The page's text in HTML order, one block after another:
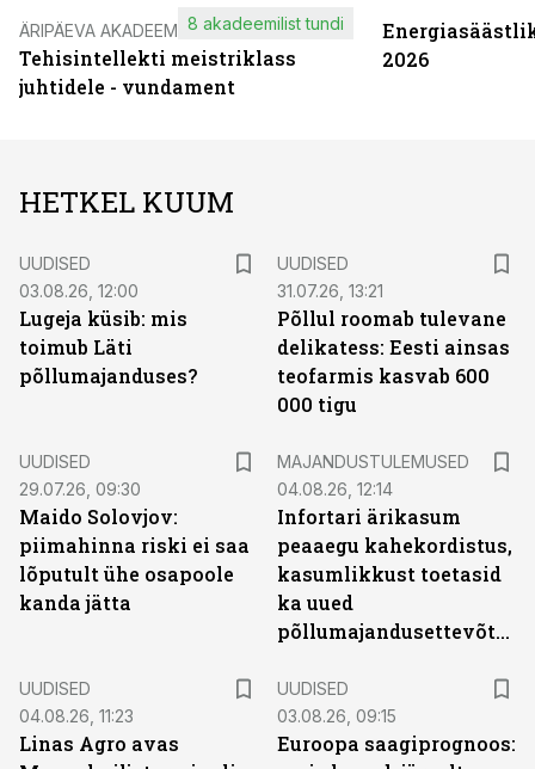
ÄRIPÄEVA AKADEEMIA
Tehisintellekti meistriklass
juhtidele - vundament
8 akadeemilist tundi
2026
HETKEL KUUM
UUDISED
03.08.26, 12:00
Lugeja küsib: mis
toimub Läti
põllumajanduses?
UUDISED
31.07.26, 13:21
Põllul roomab tulevane
delikatess: Eesti ainsas
teofarmis kasvab 600
000 tigu
UUDISED
29.07.26, 09:30
Maido Solovjov:
piimahinna riski ei saa
lõputult ühe osapoole
kanda jätta
MAJANDUSTULEMUSED
04.08.26, 12:14
Infortari ärikasum
peaaegu kahekordistus,
kasumlikkust toetasid
ka uued
põllumajandusettevõtted
UUDISED
04.08.26, 11:23
Linas Agro avas
UUDISED
03.08.26, 09:15
Euroopa saagiprognoos: